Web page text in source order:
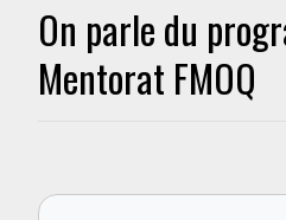
On parle du
Mentorat FMOQ